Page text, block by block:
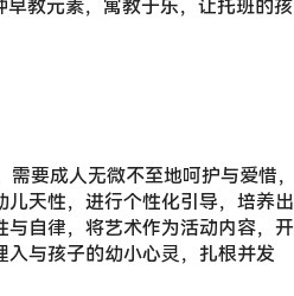
天性，进行个性化引导，培养出
自律，将艺术作为活动内容，开
发展指标，以儿童、家长及教师三
游戏为主要学习形式，以培养幼
课程，主要包括运动探索课、音
伴宝贝更加健康、快乐的成长。